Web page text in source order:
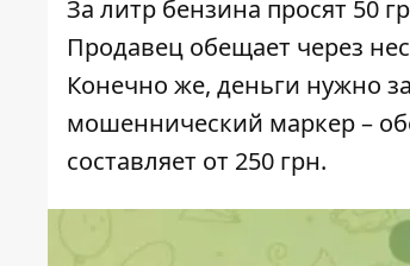
За литр бензина просят 50
Продавец обещает через
Конечно же, деньги нужно
мошеннический маркер –
составляет от 250 грн.